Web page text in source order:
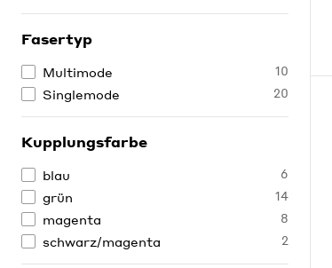
Fasertyp
Multimode 10
Singlemode 20
Kupplungsfarbe
blau 6
grün 14
magenta 8
schwarz/magenta 2